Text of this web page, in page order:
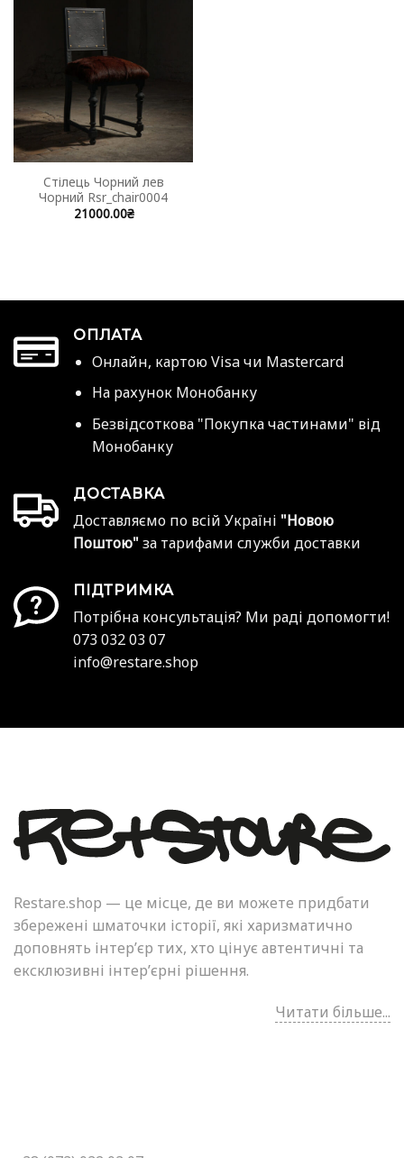
Стілець Чорний лев
Чорний Rsr_chair0004
21000.00₴
ОПЛАТА
Онлайн, картою Visa чи Mastercard
На рахунок Монобанку
Безвідсоткова "Покупка частинами" від
Монобанку
ДОСТАВКА
Доставляємо по всій Україні "Новою
Поштою" за тарифами служби доставки
ПІДТРИМКА
Потрібна консультація? Ми раді допомогти!
073 032 03 07
info@restare.shop
Restare.shop — це місце, де ви можете придбати
збережені шматочки історії, які харизматично
доповнять інтер’єр тих, хто цінує автентичні та
ексклюзивні інтер’єрні рішення.
Читати більше...